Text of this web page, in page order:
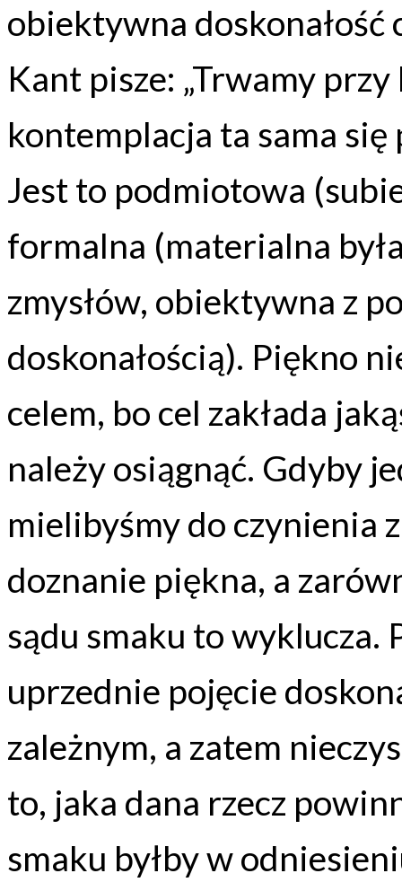
obiektywna doskonałość
Kant pisze: „Trwamy
kontemplacja ta sama
Jest to podmiotowa
formalna (materialna
zmysłów, obiektywna z
doskonałością). Piękno
celem, bo cel zakłada
należy osiągnąć. Gdyby
mielibyśmy do czynienia
doznanie piękna, a
sądu smaku to wyklucza.
uprzednie pojęcie
zależnym, a zatem
to, jaka dana rzecz
smaku byłby w